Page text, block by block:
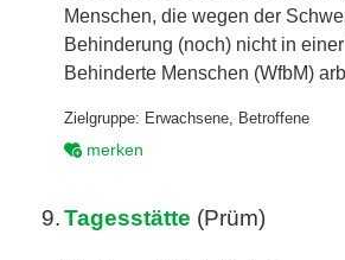
Menschen, die wegen der
Behinderung (noch) nicht in
Behinderte Menschen (WfbM)
Zielgruppe: Erwachsene, Betroffene
merken
9. Tagesstätte (Prüm)